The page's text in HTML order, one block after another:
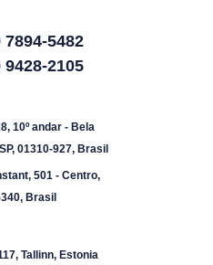
7894-5482
9428-2105
10º andar - Bela
01310-927, Brasil
501 - Centro,
340, Brasil
Tallinn, Estonia